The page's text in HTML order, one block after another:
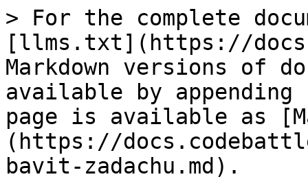
> For the complete
[llms.txt](https://
Markdown versions of
available by
page is available as
(https://
bavit-zadachu.md).